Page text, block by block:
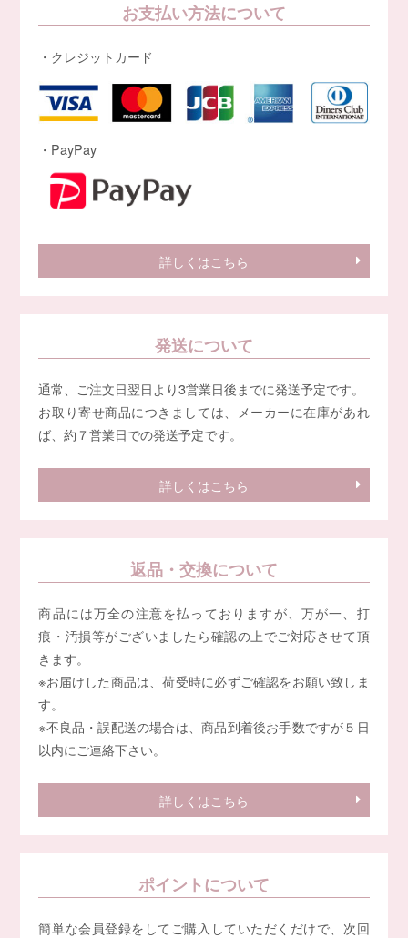
お支払い方法について
・クレジットカード
・PayPay
詳しくはこちら
発送について
通常、ご注文日翌日より3営業日後までに発送予定です。
お取り寄せ商品につきましては、メーカーに在庫があれ
ば、約７営業日での発送予定です。
詳しくはこちら
返品・交換について
商品には万全の注意を払っておりますが、万が一、打
痕・汚損等がございましたら確認の上でご対応させて頂
きます。
※お届けした商品は、荷受時に必ずご確認をお願い致しま
す。
※不良品・誤配送の場合は、商品到着後お手数ですが５日
以内にご連絡下さい。
詳しくはこちら
ポイントについて
簡単な会員登録をしてご購入していただくだけで、次回